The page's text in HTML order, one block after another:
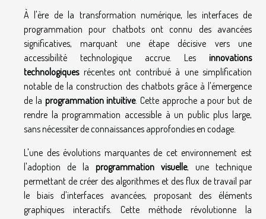
À l'ère de la transformation numérique, les interfaces de
programmation pour chatbots ont connu des avancées
significatives, marquant une étape décisive vers une
accessibilité technologique accrue. Les innovations
technologiquesrécentes ont contribué à une simplification
notable de la construction des chatbots grâce à l'émergence
de la programmation intuitive. Cette approche a pour but de
rendre la programmation accessible à un public plus large,
sans nécessiter de connaissances approfondies en codage.
L'une des évolutions marquantes de cet environnement est
l'adoption de la programmation visuelle, une technique
permettant de créer des algorithmes et des flux de travail par
le biais d'interfaces avancées, proposant des éléments
graphiques interactifs. Cette méthode révolutionne la